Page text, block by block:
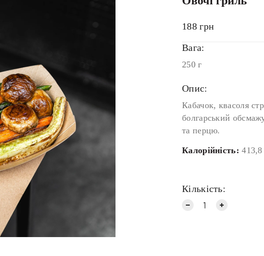
188 грн
Вага:
250 г
Опис:
Кабачок, квасоля
болгарський
та перцю.
Калорійність:
Кількість: